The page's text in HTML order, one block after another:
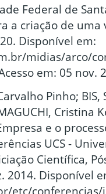
Federal de
a criação de uma
Disponível em:
midias/arco/
em: 05 nov.
Pinho; BIS,
Cristina
e o
UCS -
Científica,
2014. Disponível
etc/